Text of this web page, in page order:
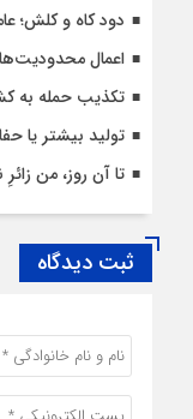
دود کاه و کلش؛
اعمال
تکذیب حمله به
تولید بیشتر یا
تا آن روز، من زائرِ
ثبت دیدگاه